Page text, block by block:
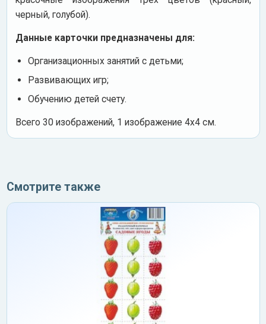
черный, голубой).
Данные карточки предназначены для:
Организационных занятий с детьми;
Развивающих игр;
Обучению детей счету.
Всего 30 изображений, 1 изображение 4х4 см.
Смотрите также